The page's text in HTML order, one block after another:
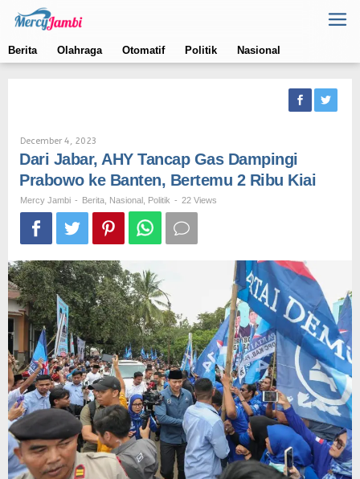
content
Berita
Olahraga Otomatif Politik Nasional
December 4, 2023
Jambi
Dari Jabar, AHY Tancap Gas Dampingi
Prabowo ke Banten, Bertemu 2 Ribu Kiai
Mercy Jambi - Berita Nasional Politik - 22 Views